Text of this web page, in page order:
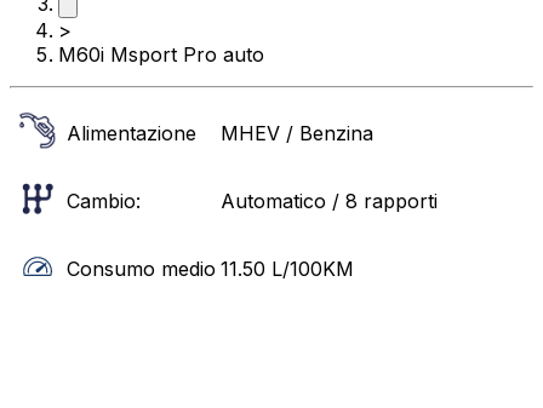
>
M60i Msport Pro auto
Alimentazione MHEV / Benzina
Cambio: Automatico / 8 rapporti
Consumo medio 11.50 L/100KM